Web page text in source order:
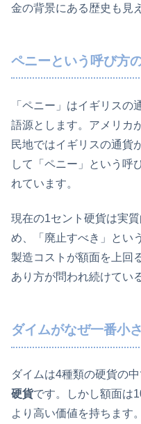
金の背景にある歴史も見
ペニーという呼び方
「ペニー」はイギリス
語源とします。アメリカ
民地ではイギリスの通貨
して「ペニー」という呼
れています。
現在の1セント硬貨は実
め、「廃止すべき」とい
製造コストが額面を上回
あり方が問われ続けてい
ダイムがなぜ一番小
ダイムは4種類の硬貨の
硬貨です。しかし額面は
より高い価値を持ちます